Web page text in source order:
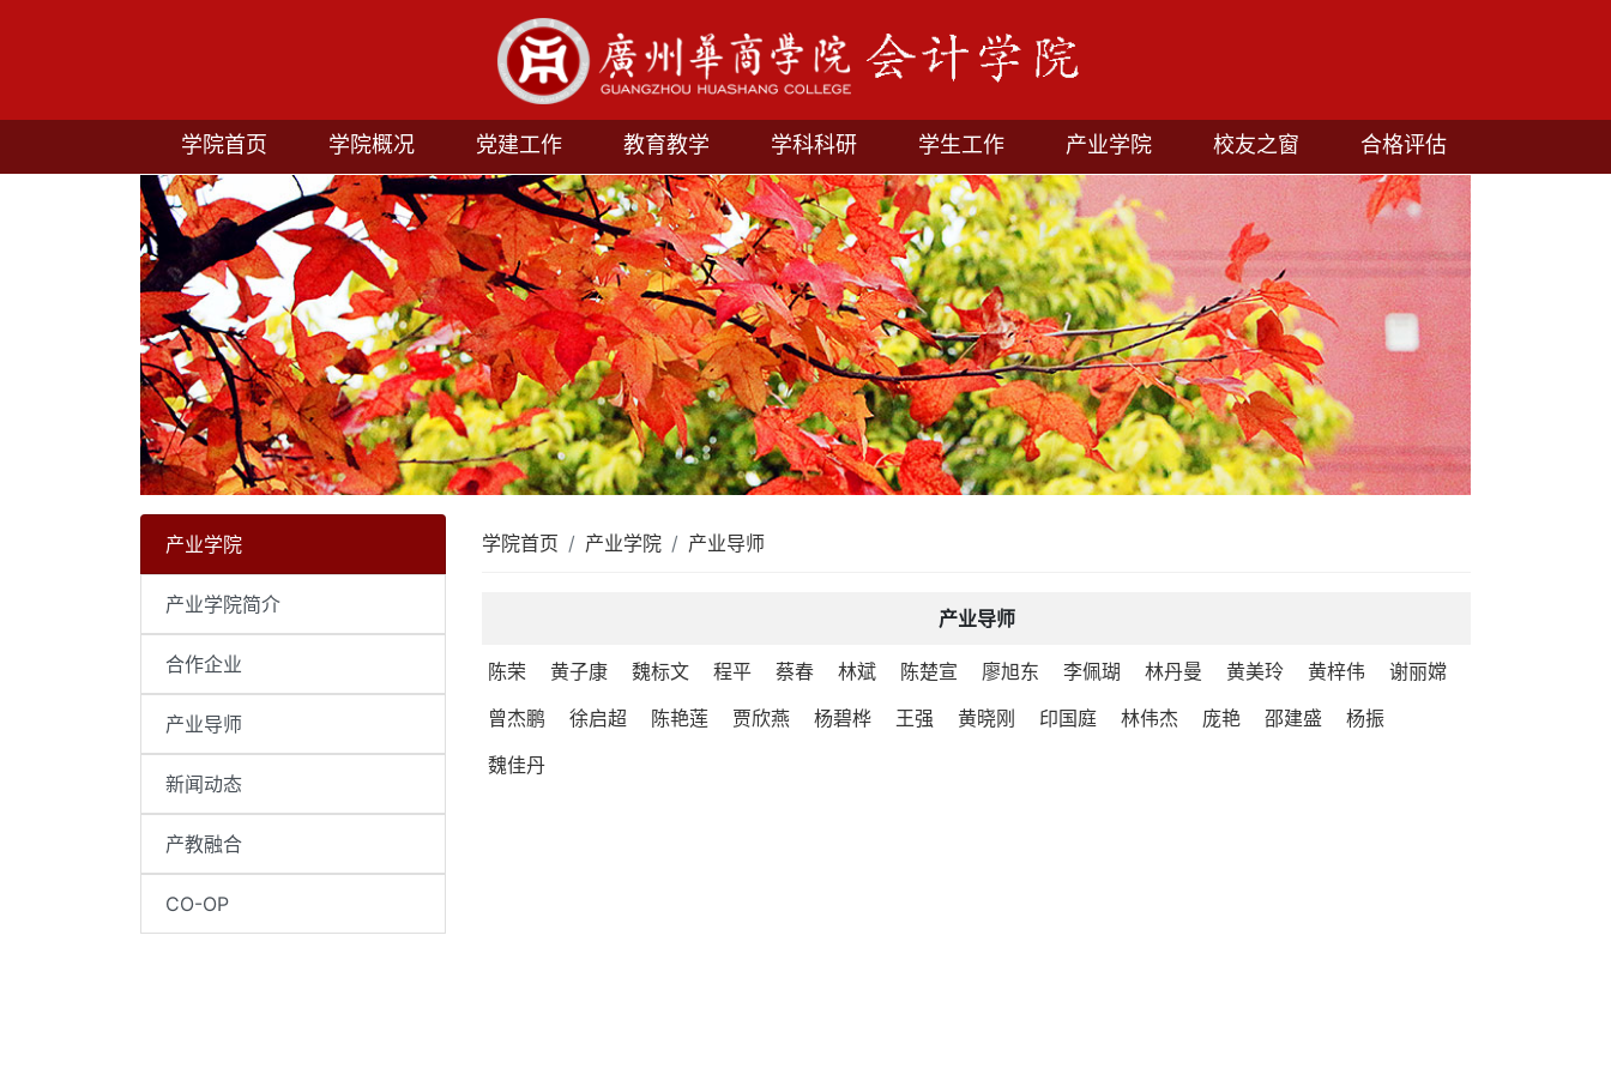
学院首页 学院概况 党建工作 教育教学 学科科研 学生工作 产业学院 校友之窗 合格评估
产业学院
产业学院简介
合作企业
产业导师
新闻动态
产教融合
CO-OP
学院首页 产业学院 产业导师
产业导师
陈荣 黄子康 魏标文 程平 蔡春 ​林斌 陈楚宣 廖旭东 李佩瑚 林丹曼 黄美玲 黄梓伟
谢丽嫦
曾杰鹏
徐启超 陈艳莲 贾欣燕 杨碧桦 王强 黄晓刚 印国庭 林伟杰 庞艳 邵建盛
杨振
魏佳丹